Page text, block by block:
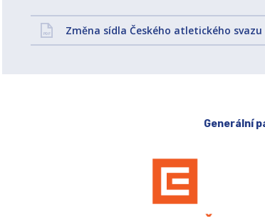
Změna sídla Českého atletického svazu
Generální